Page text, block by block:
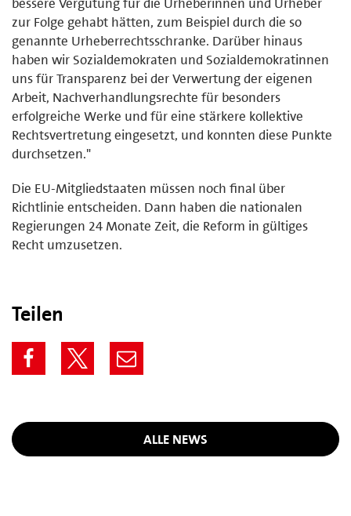
zur Folge gehabt hätten, zum Beispiel durch die so
genannte Urheberrechtsschranke. Darüber hinaus
haben wir Sozialdemokraten und Sozialdemokratinnen
uns für Transparenz bei der Verwertung der eigenen
Arbeit, Nachverhandlungsrechte für besonders
erfolgreiche Werke und für eine stärkere kollektive
Rechtsvertretung eingesetzt, und konnten diese Punkte
durchsetzen."
Die EU-Mitgliedstaaten müssen noch final über
Richtlinie entscheiden. Dann haben die nationalen
Regierungen 24 Monate Zeit, die Reform in gültiges
Recht umzusetzen.
Teilen
ALLE NEWS